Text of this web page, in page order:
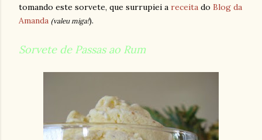
tomando este sorvete, que surrupiei a receita do Blog da
Amanda (valeu miga!).
Sorvete de Passas ao Rum